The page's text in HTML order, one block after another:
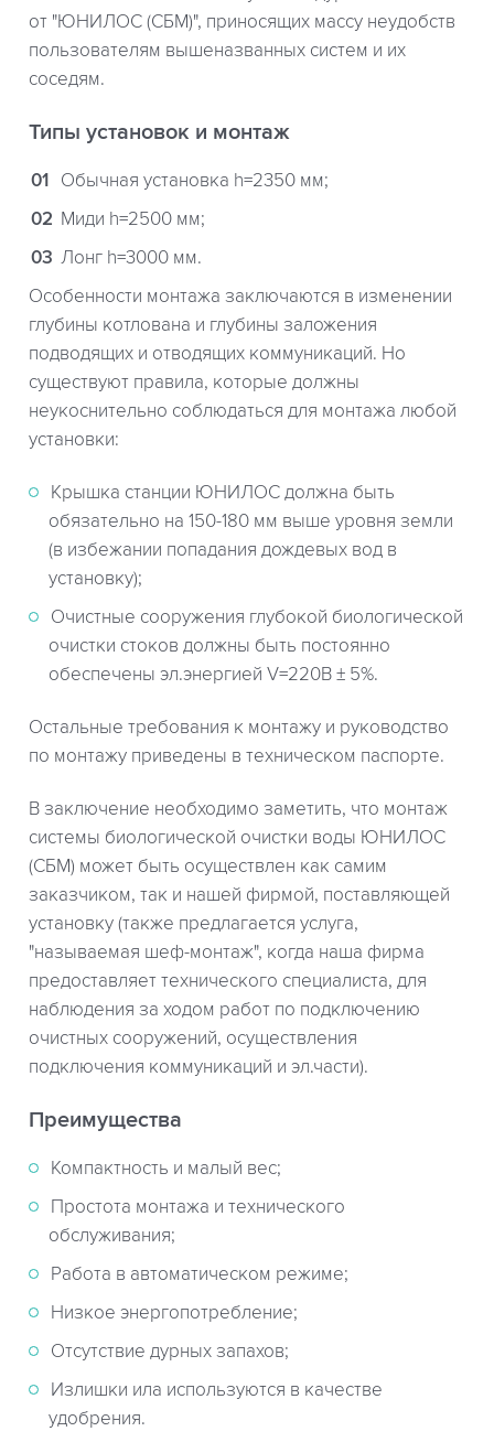
от "ЮНИЛОС (СБМ)", приносящих массу неудобств
пользователям вышеназванных систем и их
соседям.
Типы установок и монтаж
Обычная установка h=2350 мм;
Миди h=2500 мм;
Лонг h=3000 мм.
Особенности монтажа заключаются в изменении
глубины котлована и глубины заложения
подводящих и отводящих коммуникаций. Но
существуют правила, которые должны
неукоснительно соблюдаться для монтажа любой
установки:
Крышка станции ЮНИЛОС должна быть
обязательно на 150-180 мм выше уровня земли
(в избежании попадания дождевых вод в
установку);
Очистные сооружения глубокой биологической
очистки стоков должны быть постоянно
обеспечены эл.энергией V=220В ± 5%.
Остальные требования к монтажу и руководство
по монтажу приведены в техническом паспорте.
В заключение необходимо заметить, что монтаж
системы биологической очистки воды ЮНИЛОС
(СБМ) может быть осуществлен как самим
заказчиком, так и нашей фирмой, поставляющей
установку (также предлагается услуга,
"называемая шеф-монтаж", когда наша фирма
предоставляет технического специалиста, для
наблюдения за ходом работ по подключению
очистных сооружений, осуществления
подключения коммуникаций и эл.части).
Преимущества
Компактность и малый вес;
Простота монтажа и технического
обслуживания;
Работа в автоматическом режиме;
Низкое энергопотребление;
Отсутствие дурных запахов;
Излишки ила используются в качестве
удобрения.